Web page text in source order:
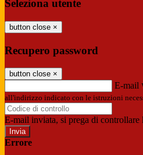
Seleziona utente
button close ×
Recupero password
button close ×
E-mail
all'indirizzo indicato con le istruzioni
E-mail inviata, si prega di controllare
Errore